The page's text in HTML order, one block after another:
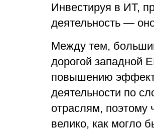
Инвестируя в ИТ,
деятельность —
Между тем,
дорогой западной
повышению
деятельности по
отраслям, поэтому
велико, как могло